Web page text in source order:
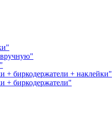
+ биркодержатели + наклейки"
+ биркодержатели"